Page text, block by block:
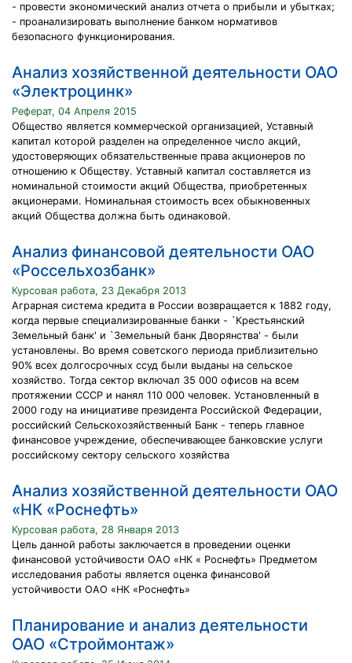
- провести экономический анализ отчета о прибыли и убытках;
- проанализировать выполнение банком нормативов
безопасного функционирования.
Анализ хозяйственной деятельности ОАО
«Электроцинк»
Реферат, 04 Апреля 2015
Общество является коммерческой организацией, Уставный
капитал которой разделен на определенное число акций,
удостоверяющих обязательственные права акционеров по
отношению к Обществу. Уставный капитал составляется из
номинальной стоимости акций Общества, приобретенных
акционерами. Номинальная стоимость всех обыкновенных
акций Общества должна быть одинаковой.
Анализ финансовой деятельности ОАО
«Россельхозбанк»
Курсовая работа, 23 Декабря 2013
Аграрная система кредита в России возвращается к 1882 году,
когда первые специализированные банки - `Крестьянский
Земельный банк' и `Земельный банк Дворянства' - были
установлены. Во время советского периода приблизительно
90% всех долгосрочных ссуд были выданы на сельское
хозяйство. Тогда сектор включал 35 000 офисов на всем
протяжении СССР и нанял 110 000 человек. Установленный в
2000 году на инициативе президента Российской Федерации,
российский Сельскохозяйственный Банк - теперь главное
финансовое учреждение, обеспечивающее банковские услуги
российскому сектору сельского хозяйства
Анализ хозяйственной деятельности ОАО
«НК «Роснефть»
Курсовая работа, 28 Января 2013
Цель данной работы заключается в проведении оценки
финансовой устойчивости ОАО «НК « Роснефть» Предметом
исследования работы является оценка финансовой
устойчивости ОАО «НК «Роснефть»
Планирование и анализ деятельности
ОАО «Строймонтаж»